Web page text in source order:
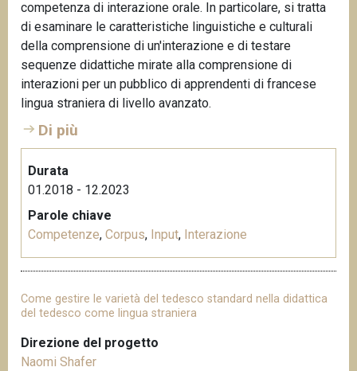
competenza di interazione orale. In particolare, si tratta
di esaminare le caratteristiche linguistiche e culturali
della comprensione di un'interazione e di testare
sequenze didattiche mirate alla comprensione di
interazioni per un pubblico di apprendenti di francese
lingua straniera di livello avanzato.
Di più
Durata
01.2018 - 12.2023
Parole chiave
Competenze, Corpus, Input, Interazione
Come gestire le varietà del tedesco standard nella didattica
del tedesco come lingua straniera
Direzione del progetto
Naomi Shafer